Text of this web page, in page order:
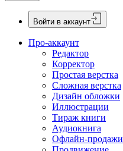
Войти в аккаунт
Про-аккаунт
Редактор
Корректор
Простая верстка
Сложная верстка
Дизайн обложки
Иллюстрации
Тираж книги
Аудиокнига
Офлайн-продажи